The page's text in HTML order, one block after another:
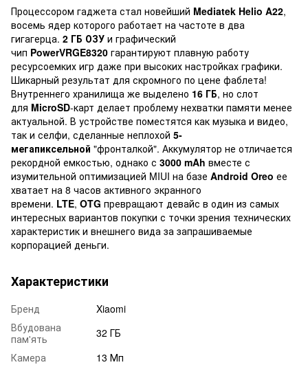
Процессором гаджета стал новейший Mediatek Helio A22,
восемь ядер которого работает на частоте в два
гигагерца. 2 ГБ ОЗУ и графический
чип PowerVRGE8320 гарантируют плавную работу
ресурсоемких игр даже при высоких настройках графики.
Шикарный результат для скромного по цене фаблета!
Внутреннего хранилища же выделено 16 ГБ, но слот
для MicroSD-карт делает проблему нехватки памяти менее
актуальной. В устройстве поместятся как музыка и видео,
так и селфи, сделанные неплохой 5-
мегапиксельной "фронталкой". Аккумулятор не отличается
рекордной емкостью, однако с 3000 mAh вместе с
изумительной оптимизацией MIUI на базе Android Oreo ее
хватает на 8 часов активного экранного
времени. LTE, OTG превращают девайс в один из самых
интересных вариантов покупки с точки зрения технических
характеристик и внешнего вида за запрашиваемые
корпорацией деньги.
Характеристики
Бренд
Xiaomi
Вбудована
пам'ять
32 ГБ
Камера
13 Мп